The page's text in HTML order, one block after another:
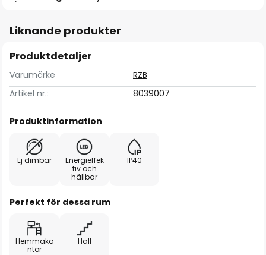
Liknande produkter
Produktdetaljer
Varumärke
RZB
Artikel nr.:
8039007
Produktinformation
Ej dimbar
Energieffek
tiv och
hållbar
IP40
Perfekt för dessa rum
Hemmako
ntor
Hall